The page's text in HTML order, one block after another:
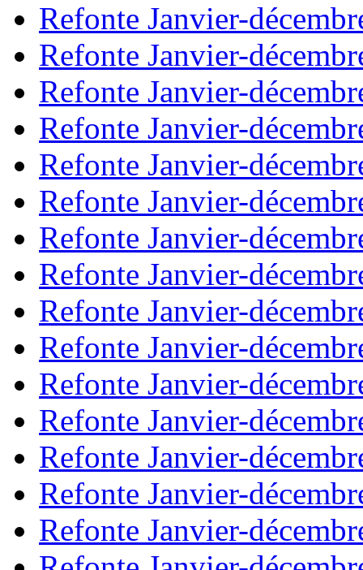
Refonte Janvier-
Refonte Janvier-
Refonte Janvier-
Refonte Janvier-
Refonte Janvier-
Refonte Janvier-
Refonte Janvier-
Refonte Janvier-
Refonte Janvier-
Refonte Janvier-
Refonte Janvier-
Refonte Janvier-
Refonte Janvier-
Refonte Janvier-
Refonte Janvier-